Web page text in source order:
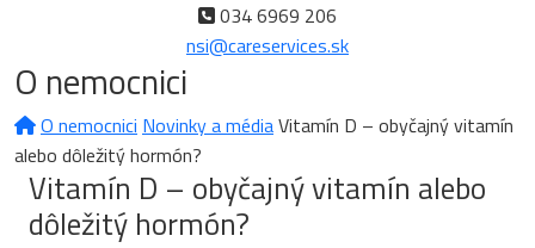
034 6969 206
nsi@careservices.sk
O nemocnici
O nemocnici Novinky a médiaVitamín D – obyčajný vitamín
alebo dôležitý hormón?
Vitamín D – obyčajný vitamín alebo
dôležitý hormón?